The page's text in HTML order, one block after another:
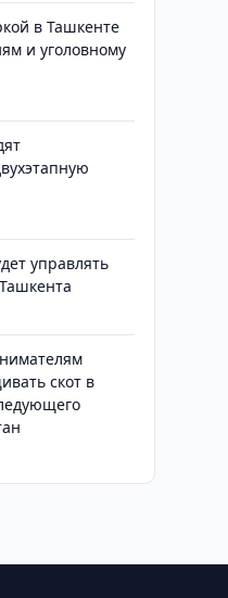
в Ташкенте
и уголовному
управлять
скот в